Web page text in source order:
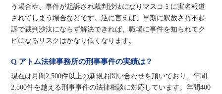
う場合や、事件が起訴され裁判沙汰になりマスコミに実名報道
されてしまう場合などです。逆に言えば、早期に釈放され不起
訴で裁判沙汰にならず解決できれば、職場に事件を知られてク
ビになるリスクはかなり低くなります。
Q アトム法律事務所の刑事事件の実績は？
現在は月間2,500件以上の新規お問い合わせを頂いており、年間
2,500件を越える刑事事件の法律相談に対応しています。年間400